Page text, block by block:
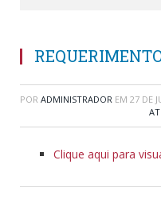
POR ADMINISTRADOR EM 27 DE
Clique aqui para